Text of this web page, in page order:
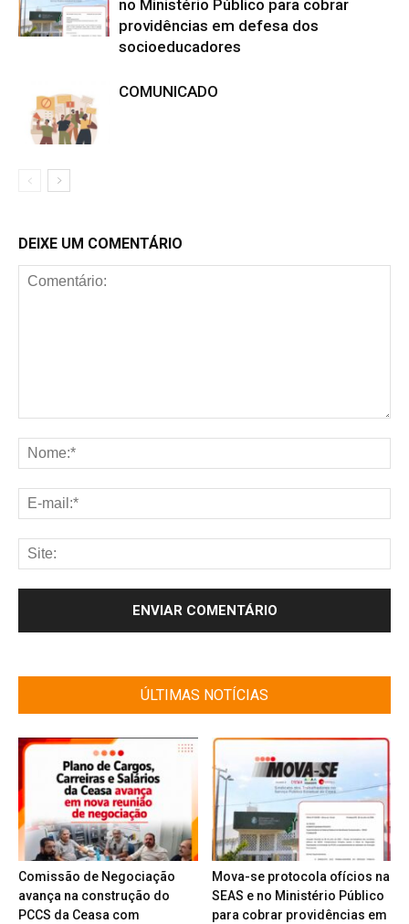
no Ministério Público para cobrar
providências em defesa dos
socioeducadores
COMUNICADO
DEIXE UM COMENTÁRIO
ÚLTIMAS NOTÍCIAS
Comissão de Negociação
avança na construção do
PCCS da Ceasa com
Mova-se protocola ofícios na
SEAS e no Ministério Público
para cobrar providências em